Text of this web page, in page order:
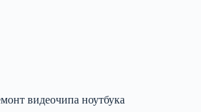
видеочипа ноутбука